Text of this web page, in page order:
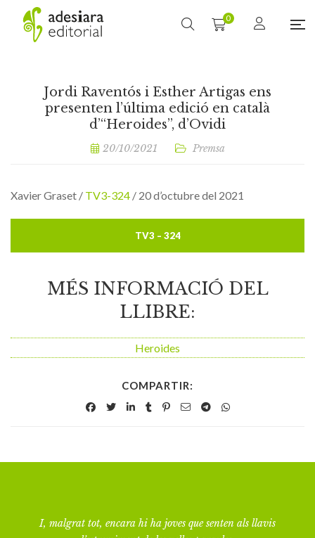
0
Jordi Raventós i Esther Artigas ens
presenten l’última edició en català
d’“Heroides”, d’Ovidi
20/10/2021 Premsa
Xavier Graset / TV3-324 / 20 d’octubre del 2021
TV3 – 324
MÉS INFORMACIÓ DEL
LLIBRE:
Heroides
COMPARTIR:
I, malgrat tot, encara hi ha joves que senten als llavis